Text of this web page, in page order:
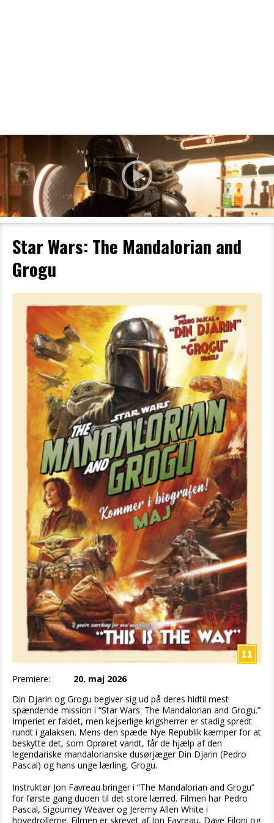
Star Wars: The Mandalorian and
Grogu
Premiere:
20. maj 2026
Din Djarin og Grogu begiver sig ud på deres hidtil mest
spændende mission i “Star Wars: The Mandalorian and Grogu.”
Imperiet er faldet, men kejserlige krigsherrer er stadig spredt
rundt i galaksen. Mens den spæde Nye Republik kæmper for at
beskytte det, som Oprøret vandt, får de hjælp af den
legendariske mandalorianske dusørjæger Din Djarin (Pedro
Pascal) og hans unge lærling, Grogu.
Instruktør Jon Favreau bringer i “The Mandalorian and Grogu”
for første gang duoen til det store lærred. Filmen har Pedro
Pascal, Sigourney Weaver og Jeremy Allen White i
hovedrollerne. Filmen er skrevet af Jon Favreau, Dave Filoni og